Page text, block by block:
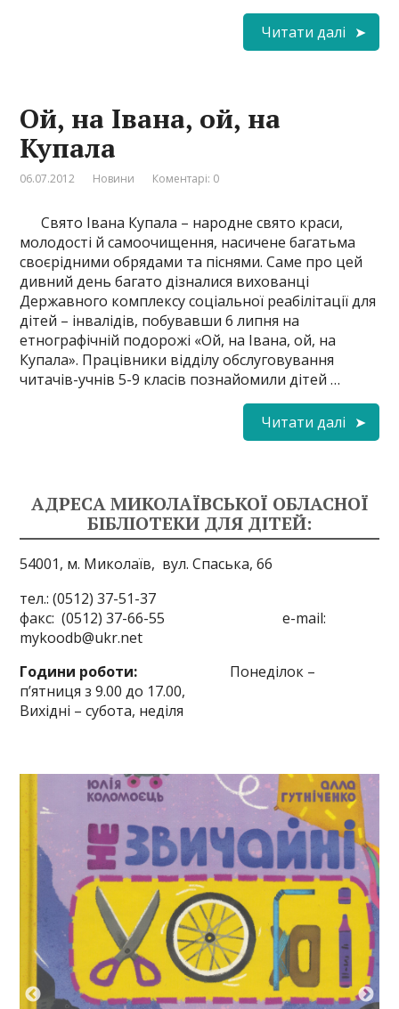
Читати далі
Ой, на Івана, ой, на
Купала
06.07.2012 Новини Коментарі: 0
Свято Івана Купала – народне свято краси,
молодості й самоочищення, насичене багатьма
своєрідними обрядами та піснями. Саме про цей
дивний день багато дізналися вихованці
Державного комплексу соціальної реабілітації для
дітей – інвалідів, побувавши 6 липня на
етнографічній подорожі «Ой, на Івана, ой, на
Купала». Працівники відділу обслуговування
читачів-учнів 5-9 класів познайомили дітей …
Читати далі
АДРЕСА МИКОЛАЇВСЬКОЇ ОБЛАСНОЇ
БІБЛІОТЕКИ ДЛЯ ДІТЕЙ:
54001, м. Миколаїв, вул. Спаська, 66
тел.: (0512) 37-51-37
факс: (0512) 37-66-55 e-mail:
mykoodb@ukr.net
Години роботи: Понеділок –
п’ятниця з 9.00 до 17.00,
Вихідні – субота, неділя